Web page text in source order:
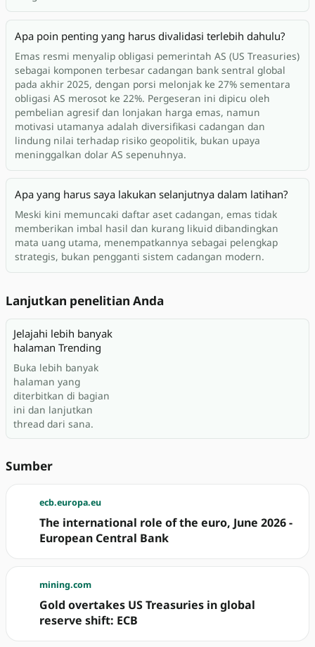
Apa poin penting yang harus divalidasi terlebih dahulu?
Emas resmi menyalip obligasi pemerintah AS (US Treasuries)
sebagai komponen terbesar cadangan bank sentral global
pada akhir 2025, dengan porsi melonjak ke 27% sementara
obligasi AS merosot ke 22%. Pergeseran ini dipicu oleh
pembelian agresif dan lonjakan harga emas, namun
motivasi utamanya adalah diversifikasi cadangan dan
lindung nilai terhadap risiko geopolitik, bukan upaya
meninggalkan dolar AS sepenuhnya.
Apa yang harus saya lakukan selanjutnya dalam latihan?
Meski kini memuncaki daftar aset cadangan, emas tidak
memberikan imbal hasil dan kurang likuid dibandingkan
mata uang utama, menempatkannya sebagai pelengkap
strategis, bukan pengganti sistem cadangan modern.
Lanjutkan penelitian Anda
Jelajahi lebih banyak
halaman Trending
Buka lebih banyak
halaman yang
diterbitkan di bagian
ini dan lanjutkan
thread dari sana.
Sumber
ecb.europa.eu
The international role of the euro, June 2026 -
European Central Bank
mining.com
Gold overtakes US Treasuries in global
reserve shift: ECB